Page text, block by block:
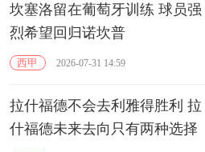
坎塞洛留在葡萄牙训练 球员强
烈希望回归诺坎普
西甲 2026-07-31 14:59
拉什福德不会去利雅得胜利 拉
什福德未来去向只有两种选择